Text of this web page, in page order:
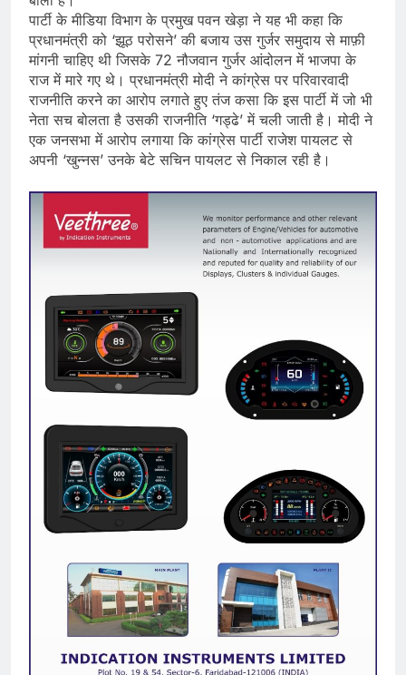
पार्टी के मीडिया विभाग के प्रमुख पवन खेड़ा ने यह भी कहा कि
प्रधानमंत्री को ‘झूठ परोसने’ की बजाय उस गुर्जर समुदाय से माफ़ी
मांगनी चाहिए थी जिसके 72 नौजवान गुर्जर आंदोलन में भाजपा के
राज में मारे गए थे। प्रधानमंत्री मोदी ने कांग्रेस पर परिवारवादी
राजनीति करने का आरोप लगाते हुए तंज कसा कि इस पार्टी में जो भी
नेता सच बोलता है उसकी राजनीति ‘गड्ढे’ में चली जाती है। मोदी ने
एक जनसभा में आरोप लगाया कि कांग्रेस पार्टी राजेश पायलट से
अपनी ‘खुन्नस’ उनके बेटे सचिन पायलट से निकाल रही है।